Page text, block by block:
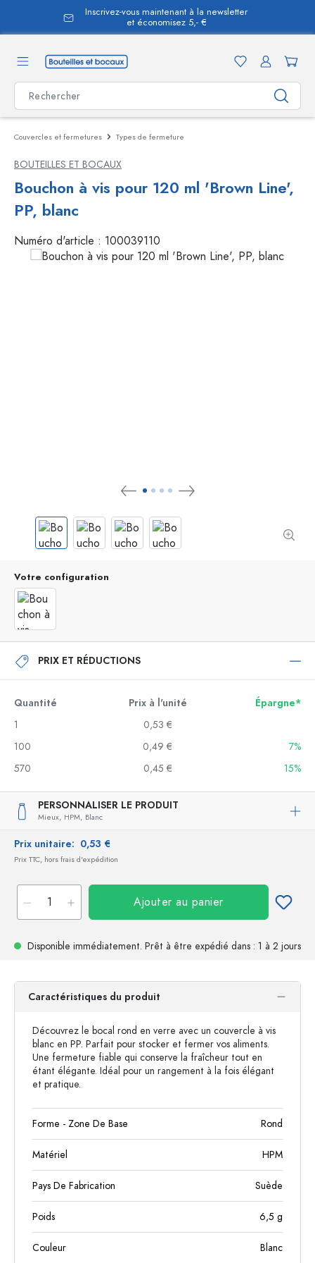
principal
Inscrivez-vous maintenant à la newsletter
et économisez 5,- €
Couvercles et fermetures Types de fermeture
BOUTEILLES ET BOCAUX
Bouchon à vis pour 120 ml 'Brown Line',
PP, blanc
Numéro d'article : 100039110
Votre configuration
PRIX ET RÉDUCTIONS
Quantité Prix à l'unité
Épargne*
1
0,53 €
100
0,49 €
7%
570
0,45 € 15%
PERSONNALISER LE PRODUIT
Mieux, HPM, Blanc
Prix unitaire: 0,53 €
Prix TTC, hors frais d'expédition
Ajouter au panier
Disponible immédiatement. Prêt à être expédié dans : 1 à 2 jours
Caractéristiques du produit
Découvrez le bocal rond en verre avec un couvercle à vis
blanc en PP. Parfait pour stocker et fermer vos aliments.
Une fermeture fiable qui conserve la fraîcheur tout en
étant élégante. Idéal pour un rangement à la fois élégant
et pratique.
Forme - Zone De Base Rond
Matériel HPM
Pays De Fabrication Suède
Poids 6,5 g
Couleur Blanc